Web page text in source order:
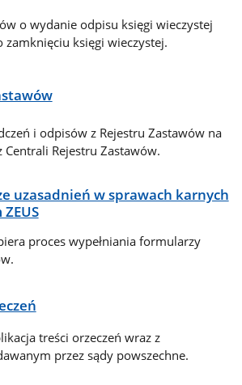
o wydanie odpisu księgi wieczystej
zamknięciu księgi wieczystej.
i odpisów z Rejestru Zastawów na
Rejestru Zastawów.
uzasadnień w sprawach karnych
proces wypełniania formularzy
treści orzeczeń wraz z
przez sądy powszechne.